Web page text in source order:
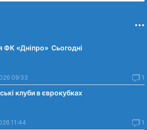
ФК «Дніпро» Сьогодні
09:33 1
клуби в єврокубках
11:44 1